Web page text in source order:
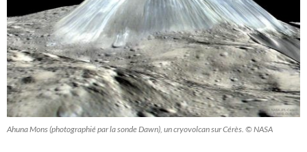
Ahuna Mons (photographié par la sonde Dawn), un cryovolcan sur Cérès. © NASA